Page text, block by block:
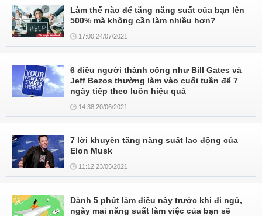
Làm thế nào để tăng năng suất của bạn lên
500% mà không cần làm nhiều hơn?
17:00 24/07/2021
6 điều người thành công như Bill Gates và
Jeff Bezos thường làm vào cuối tuần để 7
ngày tiếp theo luôn hiệu quả
14:38 20/06/2021
7 lời khuyên tăng năng suất lao động của
Elon Musk
11:12 23/05/2021
Dành 5 phút làm điều này trước khi đi ngủ,
ngày mai năng suất làm việc của bạn sẽ